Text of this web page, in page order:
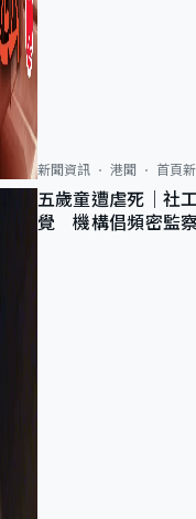
新聞資訊 港聞 首頁
五歲童遭虐死｜社
覺 機構倡頻密監